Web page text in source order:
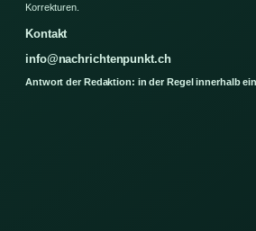
Korrekturen.
Kontakt
info@nachrichtenpunkt.ch
Antwort der Redaktion: in der Regel innerhalb